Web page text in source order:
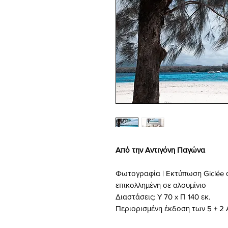
Από την Αντιγόνη Παγώνα
Φωτογραφία | Εκτύπωση Giclée
επικολλημένη σε αλουμίνιο
Διαστάσεις: Υ 70 x Π 140 εκ.
Περιορισμένη έκδοση των 5 + 2